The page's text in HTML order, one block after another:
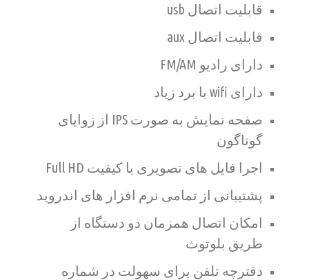
قابلیت اتصال usb
قابلیت اتصال aux
دارای رادیو FM/AM
دارای wifi با برد زیاد
صفحه نمایش به صورت IPS از زوایای
گوناگون
اجرا فایل های تصویری با کیفیت Full HD
پشتیبانی از تمامی نرم افزار های اندروید
امکان اتصال همزمان دو دستگاه از
طریق بلوتوث
دفترچه تلفن برای سهولت در شماره